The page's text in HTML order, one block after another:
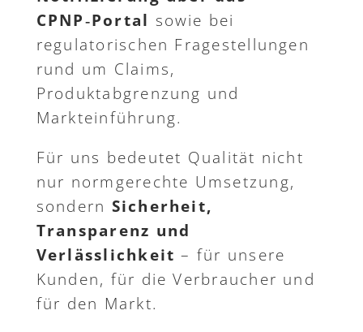
CPNP‑Portal sowie bei
regulatorischen Fragestellungen
rund um Claims,
Produktabgrenzung und
Markteinführung.
Für uns bedeutet Qualität nicht
nur normgerechte Umsetzung,
sondern Sicherheit,
Transparenz und
Verlässlichkeit – für unsere
Kunden, für die Verbraucher und
für den Markt.